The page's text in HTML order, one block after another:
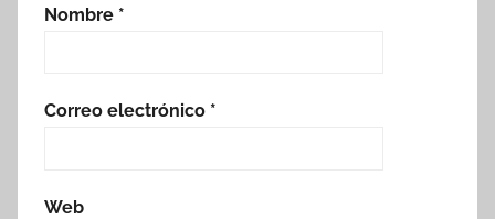
Nombre *
Correo electrónico *
Web